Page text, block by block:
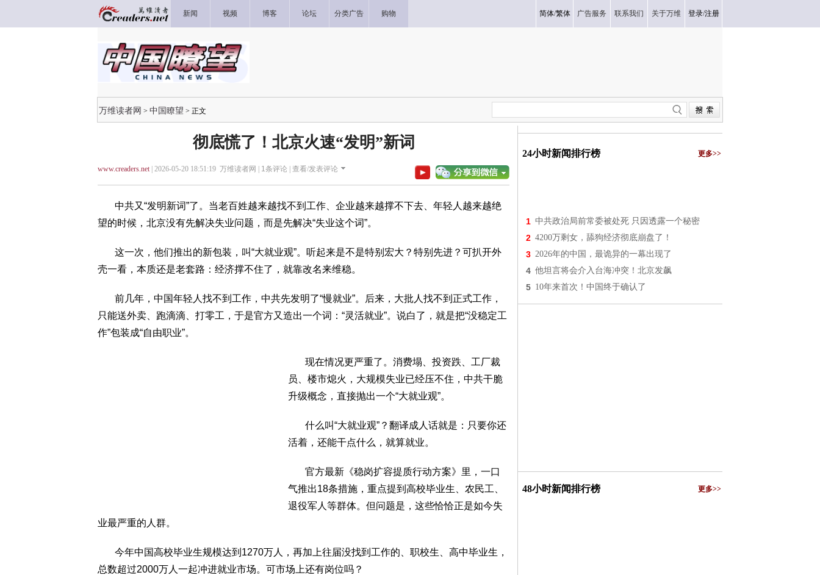
新闻 视频 博客 论坛 分类广告 购物 简体/繁体 广告服务 联系我们 关于万维 登录/注册
万维读者网 > 中国瞭望 > 正文
彻底慌了！北京火速“发明”新词
www.creaders.net| 2026-05-20 18:51:19 万维读者网 | 1条评论 | 查看/发表评论
中共又“发明新词”了。当老百姓越来越找不到工作、企业越来越撑不下去、年轻人越来越绝
望的时候，北京没有先解决失业问题，而是先解决“失业这个词”。
这一次，他们推出的新包装，叫“大就业观”。听起来是不是特别宏大？特别先进？可扒开外
壳一看，本质还是老套路：经济撑不住了，就靠改名来维稳。
前几年，中国年轻人找不到工作，中共先发明了“慢就业”。后来，大批人找不到正式工作，
只能送外卖、跑滴滴、打零工，于是官方又造出一个词：“灵活就业”。说白了，就是把“没稳定工
作”包装成“自由职业”。
现在情况更严重了。消费塌、投资跌、工厂裁
员、楼市熄火，大规模失业已经压不住，中共干脆
升级概念，直接抛出一个“大就业观”。
什么叫“大就业观”？翻译成人话就是：只要你还
活着，还能干点什么，就算就业。
官方最新《稳岗扩容提质行动方案》里，一口
气推出18条措施，重点提到高校毕业生、农民工、
退役军人等群体。但问题是，这些恰恰正是如今失
业最严重的人群。
今年中国高校毕业生规模达到1270万人，再加上往届没找到工作的、职校生、高中毕业生，
总数超过2000万人一起冲进就业市场。可市场上还有岗位吗？
24小时新闻排行榜 更多>>
1 中共政治局前常委被处死 只因透露一个秘密
2 4200万剩女，舔狗经济彻底崩盘了！
3 2026年的中国，最诡异的一幕出现了
4 他坦言将会介入台海冲突！北京发飙
5 10年来首次！中国终于确认了
48小时新闻排行榜 更多>>